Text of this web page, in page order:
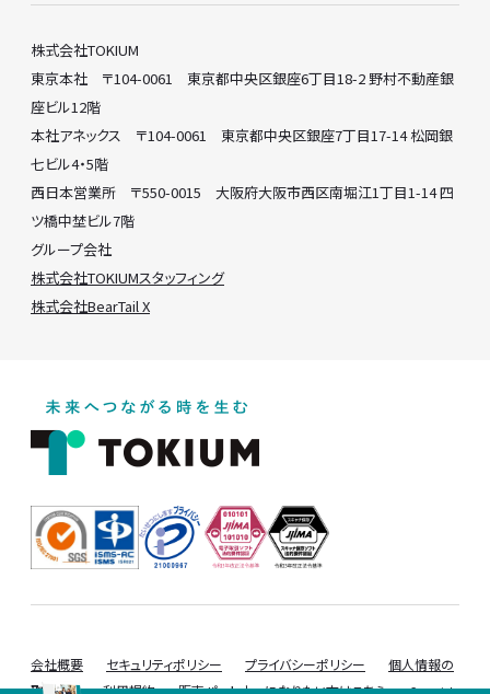
株式会社TOKIUM
東京本社 〒104-0061 東京都中央区銀座6丁目18-2 野村不動産銀
座ビル12階
本社アネックス 〒104-0061 東京都中央区銀座7丁目17-14 松岡銀
七ビル4・5階
西日本営業所 〒550-0015 大阪府大阪市西区南堀江1丁目1-14 四
ツ橋中埜ビル7階
グループ会社
株式会社TOKIUMスタッフィング
株式会社BearTail X
会社概要 セキュリティポリシー プライバシーポリシー
個人情報の
取り扱い
利用規約 販売パートナーになりたい方はこちら